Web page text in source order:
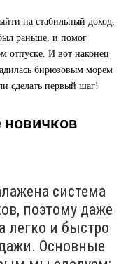
на стабильный доход,
раньше, и помог
отпуске. И вот наконец
бирюзовым морем
сделать первый шаг!
новичков
система
поэтому даже
легко и быстро
Основные